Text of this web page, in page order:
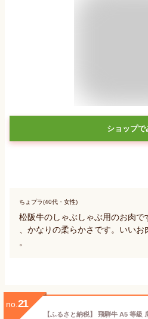
ショップで
ちょプラ(40代・女性)
松阪牛のしゃぶしゃぶ用のお肉
、かなりの柔らかさです。いい
。
no. 21